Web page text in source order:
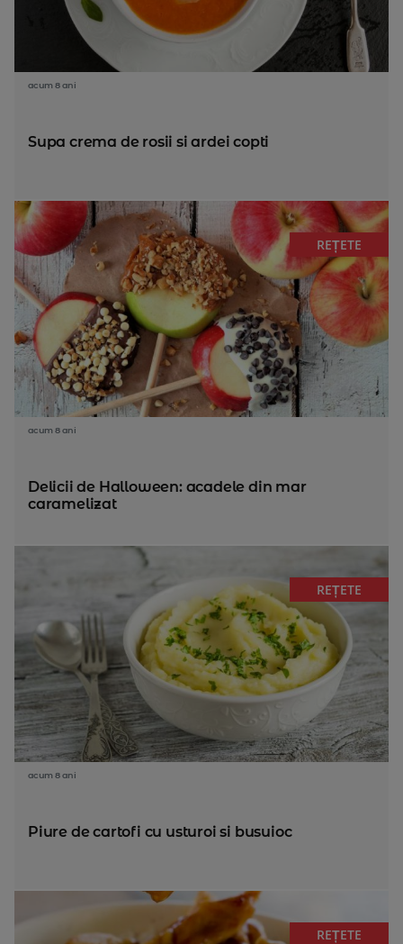
acum 8 ani
Supa crema de rosii si ardei copti
REȚETE
acum 8 ani
Delicii de Halloween: acadele din mar
caramelizat
REȚETE
acum 8 ani
Piure de cartofi cu usturoi si busuioc
REȚETE